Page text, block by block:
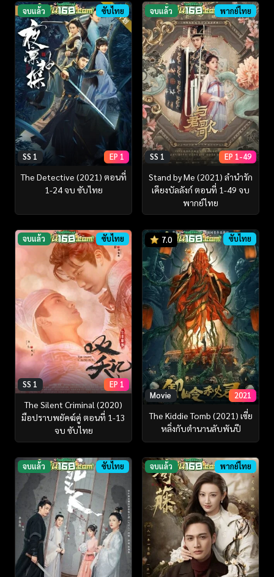
จบแล้ว ซับไทย
SS 1 EP 1
The Detective (2021) ตอนที่
1-24 จบ ซับไทย
จบแล้ว พากย์ไทย
SS 1 EP 1-49
Stand by Me (2021) ลำนำรัก
เคียงบัลลังก์ ตอนที่ 1-49 จบ
พากย์ไทย
จบแล้ว ซับไทย
SS 1 EP 1
The Silent Criminal (2020)
มือปราบพยัคฆ์คู่ ตอนที่ 1-13
จบ ซับไทย
7.0 ซับไทย
Movie 2021
The Kiddie Tomb (2021) เซี่ย
หลิ่งกับตำนานลับพันปี
จบแล้ว ซับไทย จบแล้ว พากย์ไทย